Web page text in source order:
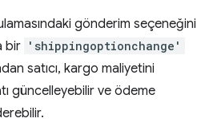
gönderim seçeneğini
bir 'shippingoptionchange'
satıcı, kargo maliyetini
güncelleyebilir ve ödeme